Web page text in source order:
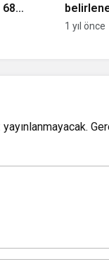
derbinin
1 yıl önce